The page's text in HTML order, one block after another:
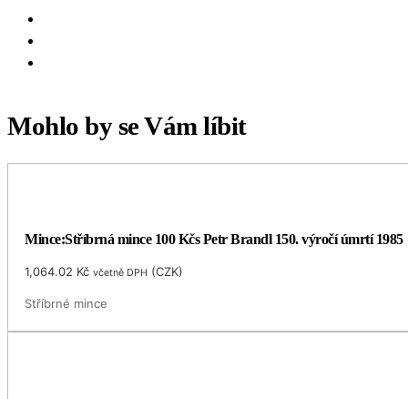
Mohlo by se Vám líbit
Mince:Stříbrná mince 100 Kčs Petr Brandl 150. výročí úmrtí 1985
1,064.02 Kč včetně DPH (CZK)
Stříbrné mince